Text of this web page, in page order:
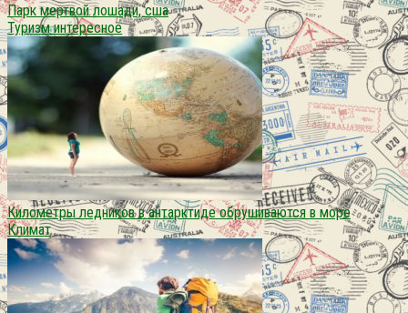
Парк мертвой лошади, сша
Туризм интересное
Километры ледников в антарктиде обрушиваются в море
Климат